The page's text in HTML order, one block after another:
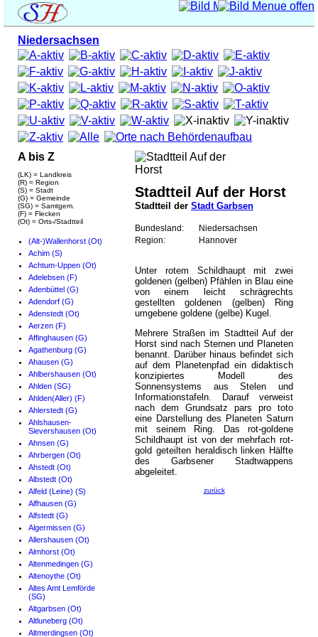
Niedersachsen
A bis Z
(LK) = Landkreis
(R) = Region
(S) = Stadt
(G) = Gemeinde
(SG) = Samtgem.
(F) = Flecken
(Ot) = Orts-/Stadtteil
(Alt-)Wallenhorst (Ot)
Achim (S)
Achtum-Uppen (Ot)
Adelebsen (F)
Adenbüttel (G)
Adendorf (G)
Adenstedt (Ot)
Aerzen (F)
Affinghausen (G)
Agathenburg (G)
Ahausen (G)
Ahlbershausen (Ot)
Ahlden (SG)
Ahlden(Aller) (F)
Ahlerstedt (G)
Ahlshausen-
Sievershausen (Ot)
Ahnsen (G)
Ahrbergen (Ot)
Ahstedt (Ot)
Albstedt (Ot)
Alfeld (Leine) (S)
Alfhausen (G)
Alfstedt (G)
Algermissen (G)
Allershausen (Ot)
Almhorst (Ot)
Altenmedingen (G)
Altenoythe (Ot)
Altes Amt Lemförde
(SG)
Altgarbsen (Ot)
Altluneberg (Ot)
Altmerdingsen (Ot)
Stadtteil Auf der Horst
Stadtteil der Stadt Garbsen
Bundesland:
Niedersachsen
Region:
Hannover
Unter rotem Schildhaupt mit zwei
goldenen (gelben) Pfählen in Blau eine
von einem leicht schrägrechts
gestellten goldenen (gelben) Ring
umgebene goldene (gelbe) Kugel.
Mehrere Straßen im Stadtteil Auf der
Horst sind nach Sternen und Planeten
benannt. Darüber hinaus befindet sich
auf dem Planetenpfad ein didaktisch
konzipiertes Modell des
Sonnensystems aus Stelen und
Informationstafeln. Darauf verweist
nach dem Grundsatz pars pro toto
eine Darstellung des Planeten Saturn
mit seinem Ring. Das rot-goldene
Schildhaupt ist von der mehrfach rot-
gold geteilten heraldisch linken Hälfte
des Garbsener Stadtwappens
abgeleitet.
zurück